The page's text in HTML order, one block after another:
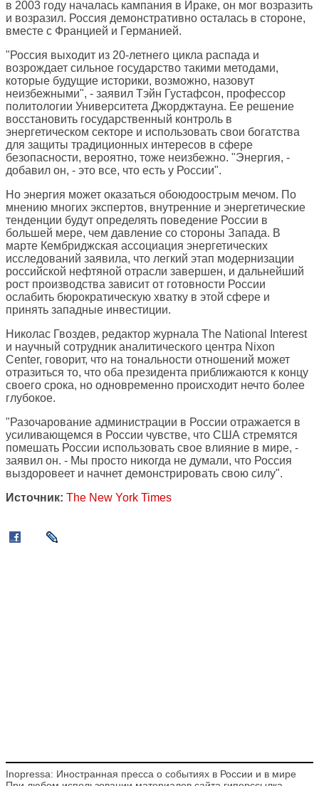
в 2003 году началась кампания в Ираке, он мог возразить
и возразил. Россия демонстративно осталась в стороне,
вместе с Францией и Германией.
"Россия выходит из 20-летнего цикла распада и
возрождает сильное государство такими методами,
которые будущие историки, возможно, назовут
неизбежными", - заявил Тэйн Густафсон, профессор
политологии Университета Джорджтауна. Ее решение
восстановить государственный контроль в
энергетическом секторе и использовать свои богатства
для защиты традиционных интересов в сфере
безопасности, вероятно, тоже неизбежно. "Энергия, -
добавил он, - это все, что есть у России".
Но энергия может оказаться обоюдоострым мечом. По
мнению многих экспертов, внутренние и энергетические
тенденции будут определять поведение России в
большей мере, чем давление со стороны Запада. В
марте Кембриджская ассоциация энергетических
исследований заявила, что легкий этап модернизации
российской нефтяной отрасли завершен, и дальнейший
рост производства зависит от готовности России
ослабить бюрократическую хватку в этой сфере и
принять западные инвестиции.
Николас Гвоздев, редактор журнала The National Interest
и научный сотрудник аналитического центра Nixon
Center, говорит, что на тональности отношений может
отразиться то, что оба президента приближаются к концу
своего срока, но одновременно происходит нечто более
глубокое.
"Разочарование администрации в России отражается в
усиливающемся в России чувстве, что США стремятся
помешать России использовать свое влияние в мире, -
заявил он. - Мы просто никогда не думали, что Россия
выздоровеет и начнет демонстрировать свою силу".
Источник: The New York Times
Inopressa: Иностранная пресса о событиях в России и в мире